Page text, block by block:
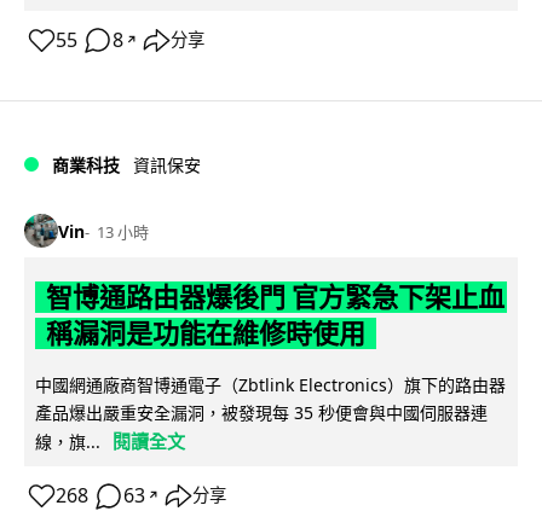
55 8 ↗ 分享
商業科技 資訊保安
Vin 13 小時
智博通路由器爆後門 官方緊急下架止血
稱漏洞是功能在維修時使用
中國網通廠商智博通電子（Zbtlink Electronics）旗下的路由器
產品爆出嚴重安全漏洞，被發現每 35 秒便會與中國伺服器連
線，旗...
閱讀全文
268 63 ↗ 分享